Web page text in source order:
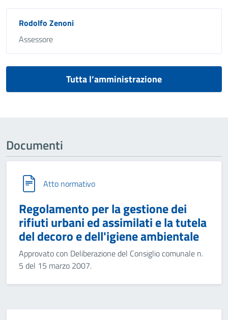
Rodolfo Zenoni
Assessore
Tutta l’amministrazione
Documenti
Atto normativo
Regolamento per la gestione dei
rifiuti urbani ed assimilati e la tutela
del decoro e dell'igiene ambientale
Approvato con Deliberazione del Consiglio comunale n.
5 del 15 marzo 2007.